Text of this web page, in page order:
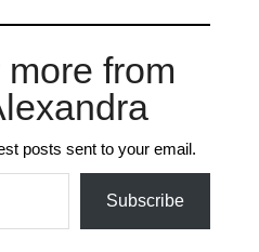
from
posts sent to your email.
Subscribe